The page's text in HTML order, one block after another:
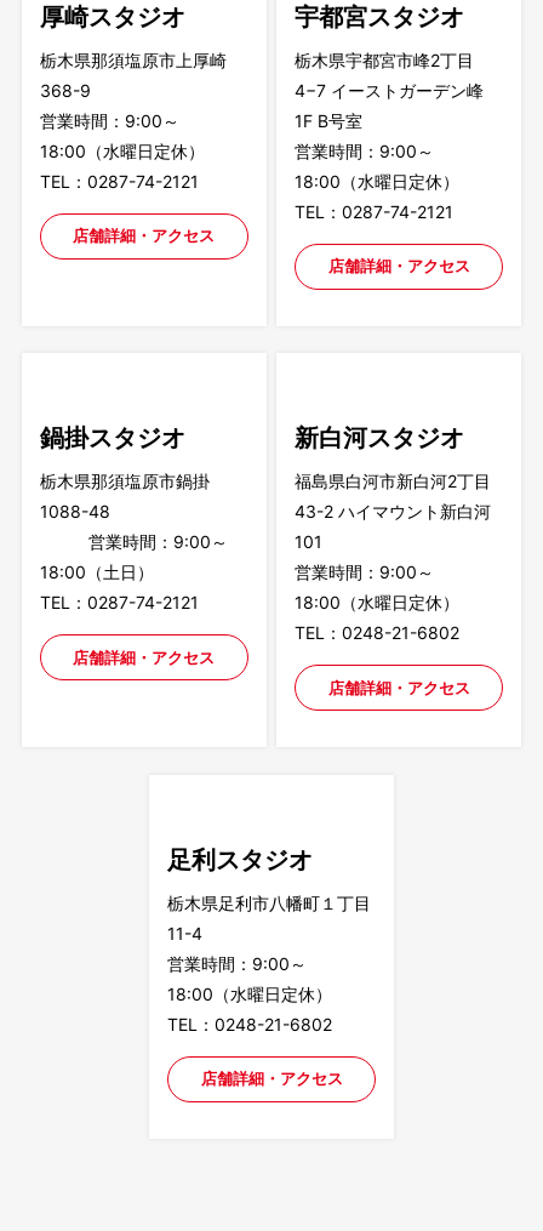
厚崎スタジオ
栃木県那須塩原市上厚崎
368-9
営業時間：9:00～
18:00（水曜日定休）
TEL：0287-74-2121
店舗詳細・アクセス
宇都宮スタジオ
栃木県宇都宮市峰2丁目
4−7 イーストガーデン峰
1F B号室
営業時間：9:00～
18:00（水曜日定休）
TEL：0287-74-2121
店舗詳細・アクセス
鍋掛スタジオ
栃木県那須塩原市鍋掛
1088-48
営業時間：9:00～
18:00（土日）
TEL：0287-74-2121
店舗詳細・アクセス
新白河スタジオ
福島県白河市新白河2丁目
43-2 ハイマウント新白河
101
営業時間：9:00～
18:00（水曜日定休）
TEL：0248-21-6802
店舗詳細・アクセス
足利スタジオ
栃木県足利市八幡町１丁目
11-4
営業時間：9:00～
18:00（水曜日定休）
TEL：0248-21-6802
店舗詳細・アクセス